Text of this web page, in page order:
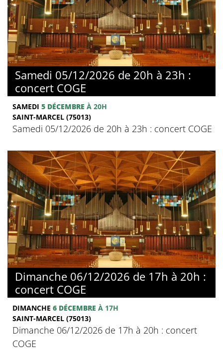
Samedi 05/12/2026 de 20h à 23h :
concert COGE
SAMEDI 5 DÉCEMBRE À 20H
SAINT-MARCEL (75013)
Samedi 05/12/2026 de 20h à 23h : concert COGE
Dimanche 06/12/2026 de 17h à 20h :
concert COGE
DIMANCHE 6 DÉCEMBRE À 17H
SAINT-MARCEL (75013)
Dimanche 06/12/2026 de 17h à 20h : concert
COGE